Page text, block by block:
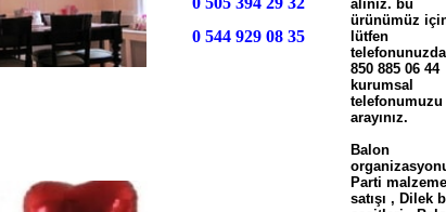
0 544 929 08 35
alınız. bu
ürünümüz
lütfen
850 885 06 44
kurumsal
telefonumuzu
arayınız.
Balon
Parti
satışı , Dilek